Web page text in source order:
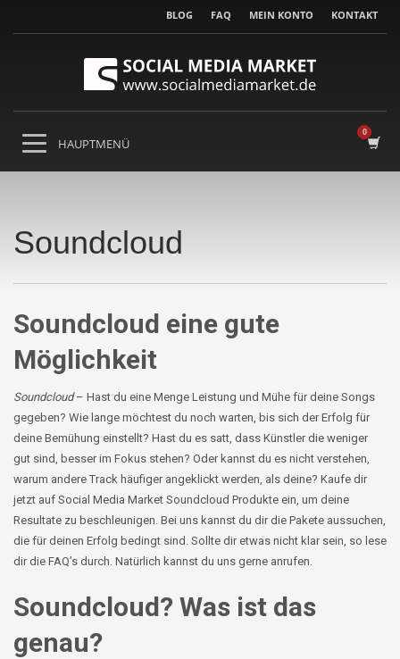
BLOG FAQ MEIN KONTO KONTAKT
Soundcloud
Soundcloud eine gute
Möglichkeit
Soundcloud– Hast du eine Menge Leistung und Mühe für deine Songs
gegeben? Wie lange möchtest du noch warten, bis sich der Erfolg für
deine Bemühung einstellt? Hast du es satt, dass Künstler die weniger
gut sind, besser im Fokus stehen? Oder kannst du es nicht verstehen,
warum andere Track häufiger angeklickt werden, als deine? Kaufe dir
jetzt auf Social Media Market Soundcloud Produkte ein, um deine
Resultate zu beschleunigen. Bei uns kannst du dir die Pakete aussuchen,
die für deinen Erfolg bedingt sind. Sollte dir etwas nicht klar sein, so lese
dir die FAQ’s durch. Natürlich kannst du uns gerne anrufen.
Soundcloud? Was ist das
genau?